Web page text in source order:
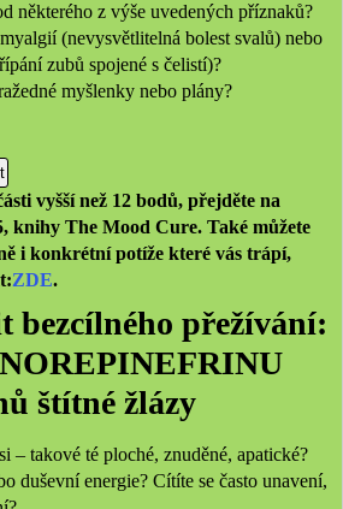
některého z výše uvedených příznaků?
(nevysvětlitelná bolest svalů) nebo
zubů spojené s čelistí)?
myšlenky nebo plány?
vyšší než 12 bodů, přejděte na
knihy The Mood Cure. Také můžete
i konkrétní potíže které vás trápí,
ZDE.
bezcílného přežívání:
štítné žlázy
– takové té ploché, znuděné, apatické?
duševní energie? Cítíte se často unavení,